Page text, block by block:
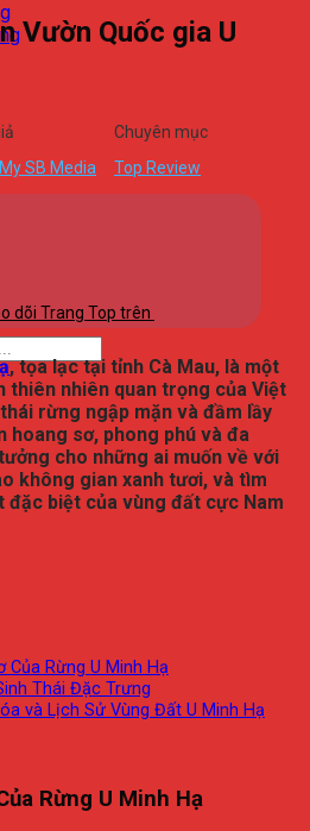
Vườn Quốc gia U
SB Media
Chuyên mục
Top Review
dõi Trang Top trên
, tọa lạc tại tỉnh Cà Mau, là một
thiên nhiên quan trọng của Việt
rừng ngập mặn và đầm lầy
hoang sơ, phong phú và đa
cho những ai muốn về với
không gian xanh tươi, và tìm
đặc biệt của vùng đất cực Nam
Của Rừng U Minh Hạ
Thái Đặc Trưng
và Lịch Sử Vùng Đất U Minh Hạ
Rừng U Minh Hạ